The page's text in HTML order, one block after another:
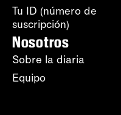
Tu ID (número de
suscripción)
Nosotros
Sobre la diaria
Equipo